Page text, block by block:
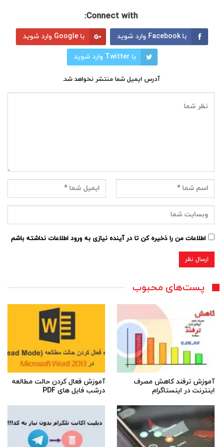
Connect with:
با Facebook وارد شوید با Google وارد شوید
با Twitter وارد شوید
آدرس ایمیل شما منتشر نخواهد شد.
اطلاعات من را ذخیره کن تا در آینده نیازی به ورود اطلاعات نداشته باشم
پست‌های محبوب
آموزش ترفند کاهش مصرف
اینترنت در اینستاگرام
آموزش فعال کردن حالت مطالعه
درشب فایل های PDF